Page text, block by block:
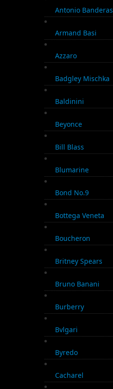
Antonio Banderas
Armand Basi
Azzaro
Badgley Mischka
Baldinini
Beyonce
Bill Blass
Blumarine
Bond No.9
Bottega Veneta
Boucheron
Britney Spears
Bruno Banani
Burberry
Bvlgari
Byredo
Cacharel